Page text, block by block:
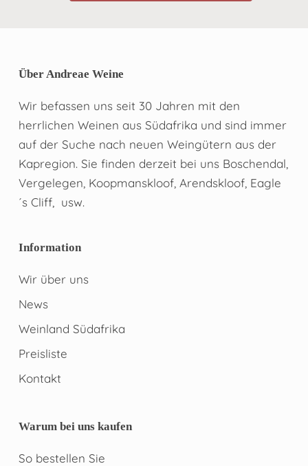
Über Andreae Weine
Wir befassen uns seit 30 Jahren mit den
herrlichen Weinen aus Südafrika und sind immer
auf der Suche nach neuen Weingütern aus der
Kapregion. Sie finden derzeit bei uns Boschendal,
Vergelegen, Koopmanskloof, Arendskloof, Eagle
´s Cliff, usw.
Information
Wir über uns
News
Weinland Südafrika
Preisliste
Kontakt
Warum bei uns kaufen
So bestellen Sie